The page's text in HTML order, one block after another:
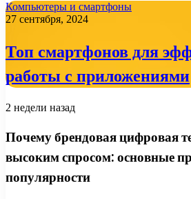
Компьютеры и смартфоны
27 сентября, 2024
Топ смартфонов для
работы с приложениями
2 недели назад
Почему брендовая цифровая
высоким спросом: основные
популярности